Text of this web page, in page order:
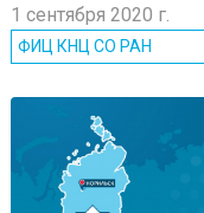
1 сентября 2020 г.
ФИЦ КНЦ CO РАН